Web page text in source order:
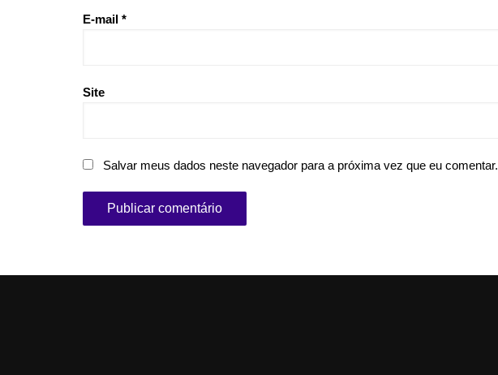
E-mail *
Site
Salvar meus dados neste navegador para a próxima vez que eu comentar.